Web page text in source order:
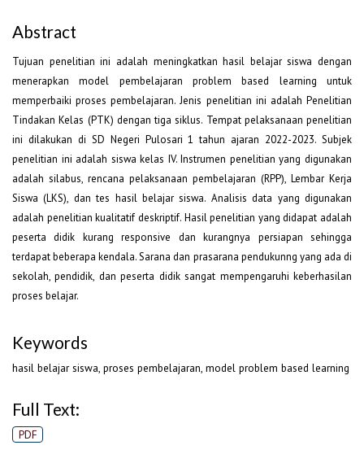
Abstract
Tujuan penelitian ini adalah meningkatkan hasil belajar siswa dengan
menerapkan model pembelajaran problem based learning untuk
memperbaiki proses pembelajaran. Jenis penelitian ini adalah Penelitian
Tindakan Kelas (PTK) dengan tiga siklus. Tempat pelaksanaan penelitian
ini dilakukan di SD Negeri Pulosari 1 tahun ajaran 2022-2023. Subjek
penelitian ini adalah siswa kelas IV. Instrumen penelitian yang digunakan
adalah silabus, rencana pelaksanaan pembelajaran (RPP), Lembar Kerja
Siswa (LKS), dan tes hasil belajar siswa. Analisis data yang digunakan
adalah penelitian kualitatif deskriptif. Hasil penelitian yang didapat adalah
peserta didik kurang responsive dan kurangnya persiapan sehingga
terdapat beberapa kendala. Sarana dan prasarana pendukunng yang ada di
sekolah, pendidik, dan peserta didik sangat mempengaruhi keberhasilan
proses belajar.
Keywords
hasil belajar siswa, proses pembelajaran, model problem based learning
Full Text:
PDF